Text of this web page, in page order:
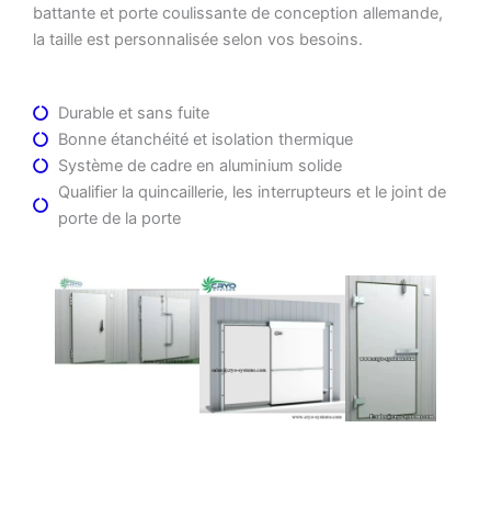
battante et porte coulissante de conception allemande,
la taille est personnalisée selon vos besoins.
Durable et sans fuite
Bonne étanchéité et isolation thermique
Système de cadre en aluminium solide
Qualifier la quincaillerie, les interrupteurs et le joint de
porte de la porte